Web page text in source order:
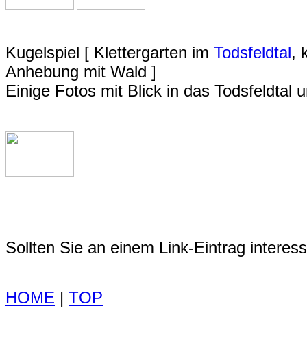
Kugelspiel [ Klettergarten im Todsfeldtal,
Anhebung mit Wald ]
Einige Fotos mit Blick in das Todsfeldtal
Sollten Sie an einem Link-Eintrag
HOME | TOP